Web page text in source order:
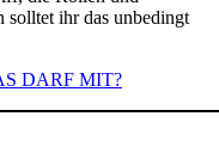
solltet ihr das unbedingt